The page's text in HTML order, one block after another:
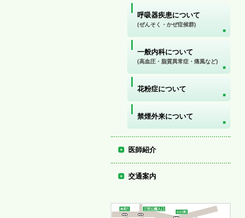
呼吸器疾患について
(ぜんそく・かぜ症候群)
一般内科について
(高血圧・脂質異常症・痛風など)
花粉症について
禁煙外来について
医師紹介
交通案内